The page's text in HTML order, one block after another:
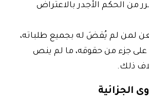
من الحكم الأجدر بالاعتراض
لمن لم يُقضَ له بجميع طلباته،
جزء من حقوقه، ما لم ينص
ذلك.
الجزائية